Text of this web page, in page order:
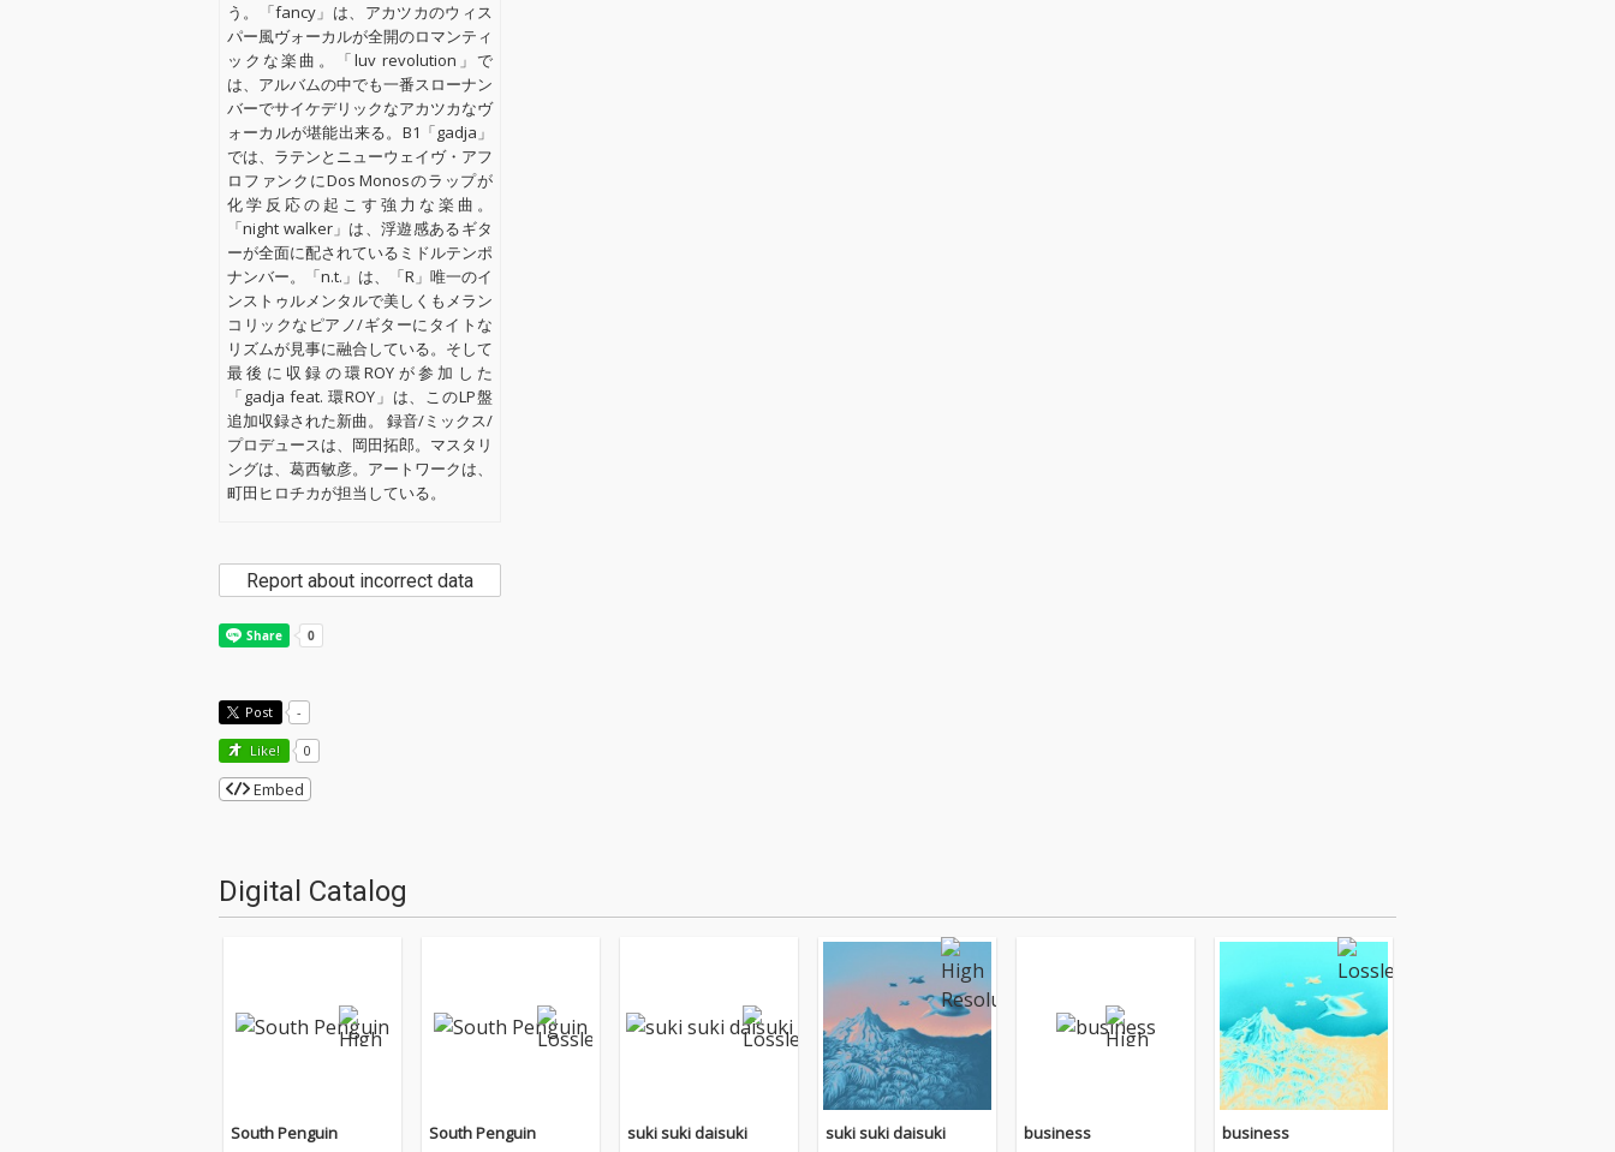
う。「fancy」は、アカツカのウィス
パー風ヴォーカルが全開のロマンティ
ックな楽曲。「luv revolution」で
は、アルバムの中でも一番スローナン
バーでサイケデリックなアカツカなヴ
ォーカルが堪能出来る。B1「gadja」
では、ラテンとニューウェイヴ・アフ
ロファンクにDos Monosのラップが
化学反応の起こす強力な楽曲。
「night walker」は、浮遊感あるギタ
ーが全面に配されているミドルテンポ
ナンバー。「n.t.」は、「R」唯一のイ
ンストゥルメンタルで美しくもメラン
コリックなピアノ/ギターにタイトな
リズムが見事に融合している。そして
最後に収録の環ROYが参加した
「gadja feat. 環ROY」は、このLP盤
追加収録された新曲。 録音/ミックス/
プロデュースは、岡田拓郎。マスタリ
ングは、葛西敏彦。アートワークは、
町田ヒロチカが担当している。
Report about incorrect data
Post -
Like! 0
Embed
Digital Catalog
South Penguin South Penguin suki suki daisuki suki suki daisuki business business